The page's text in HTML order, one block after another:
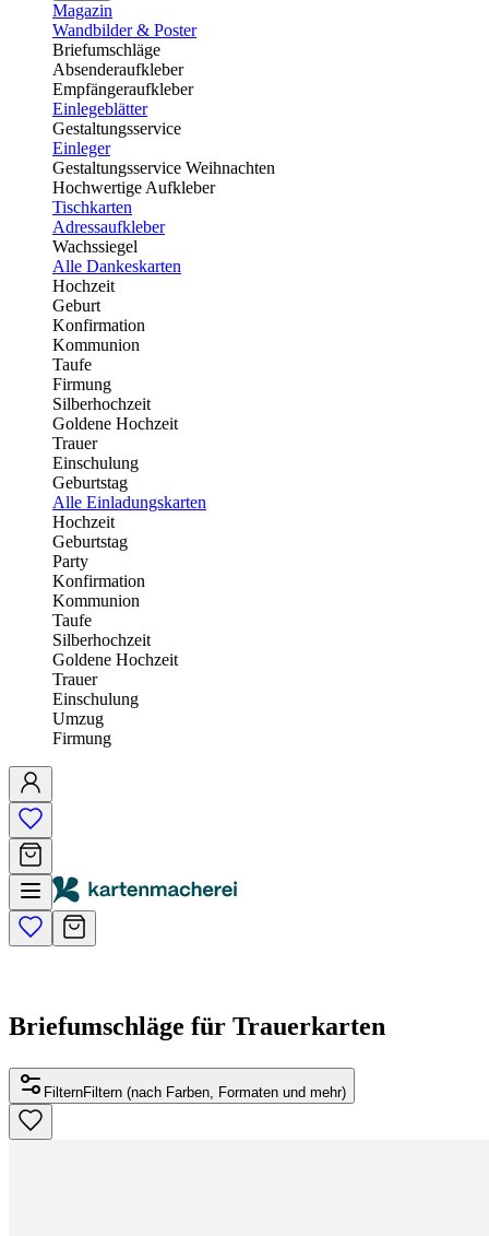
Magazin
Wandbilder & Poster
Briefumschläge
Absenderaufkleber
Empfängeraufkleber
Einlegeblätter
Gestaltungsservice
Einleger
Gestaltungsservice Weihnachten
Hochwertige Aufkleber
Tischkarten
Adressaufkleber
Wachssiegel
Alle Dankeskarten
Hochzeit
Geburt
Konfirmation
Kommunion
Taufe
Firmung
Silberhochzeit
Goldene Hochzeit
Trauer
Einschulung
Geburtstag
Alle Einladungskarten
Hochzeit
Geburtstag
Party
Konfirmation
Kommunion
Taufe
Silberhochzeit
Goldene Hochzeit
Trauer
Einschulung
Umzug
Firmung
Briefumschläge für Trauerkarten
FilternFiltern (nach Farben, Formaten und mehr)